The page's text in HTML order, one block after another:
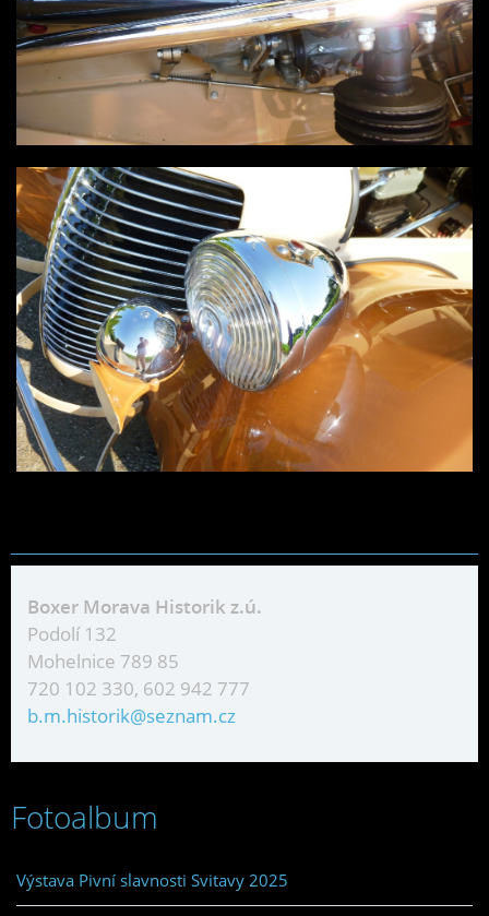
Boxer Morava Historik z.ú.
Podolí 132
Mohelnice 789 85
720 102 330, 602 942 777
b.m.historik@seznam.cz
Fotoalbum
Výstava Pivní slavnosti Svitavy 2025